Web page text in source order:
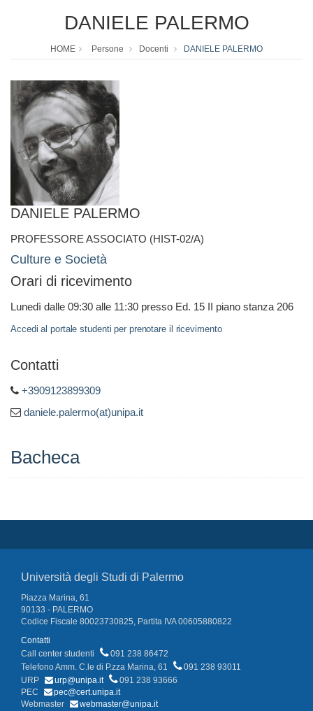
DANIELE PALERMO
HOME Persone Docenti DANIELE PALERMO
DANIELE PALERMO
PROFESSORE ASSOCIATO (HIST-02/A)
Culture e Società
Orari di ricevimento
Lunedì dalle 09:30 alle 11:30 presso Ed. 15 II piano stanza 206
Accedi al portale studenti per prenotare il ricevimento
Contatti
+3909123899309
daniele.palermo(at)unipa.it
Bacheca
Università degli Studi di Palermo
Piazza Marina, 61
90133 - PALERMO
Codice Fiscale 80023730825, Partita IVA 00605880822
Contatti
Call center studenti
091 238 86472
Telefono Amm. C.le di P.zza Marina, 61
091 238 93011
URP
urp@unipa.it
091 238 93666
PEC
pec@cert.unipa.it
Webmaster
webmaster@unipa.it